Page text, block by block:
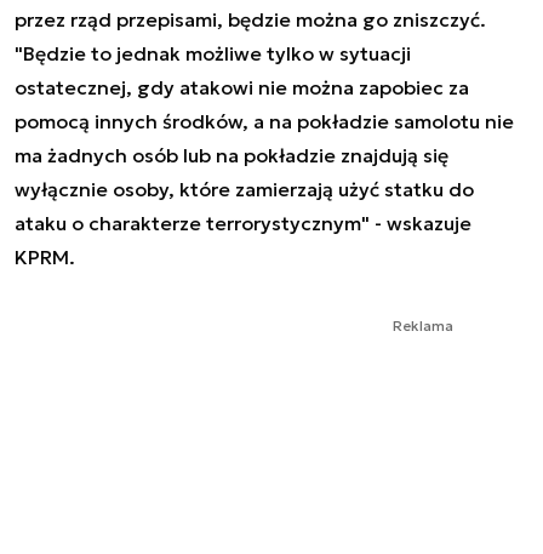
przez rząd przepisami, będzie można go zniszczyć.
"Będzie to jednak możliwe tylko w sytuacji
ostatecznej, gdy atakowi nie można zapobiec za
pomocą innych środków, a na pokładzie samolotu nie
ma żadnych osób lub na pokładzie znajdują się
wyłącznie osoby, które zamierzają użyć statku do
ataku o charakterze terrorystycznym" - wskazuje
KPRM.
Reklama